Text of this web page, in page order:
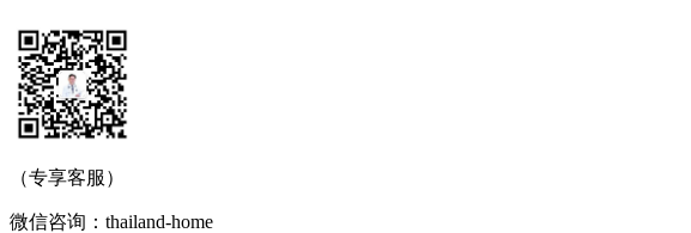
（专享客服）
微信咨询：thailand-home